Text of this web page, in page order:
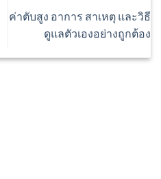
ค่าตับสูง อาการ สาเหตุ และวิธี
ดูแลตัวเองอย่างถูกต้อง